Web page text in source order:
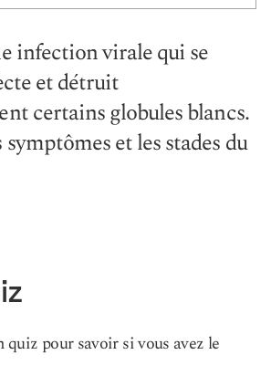
infection virale qui se
et détruit
certains globules blancs.
et les stades du
quiz pour savoir si vous avez le